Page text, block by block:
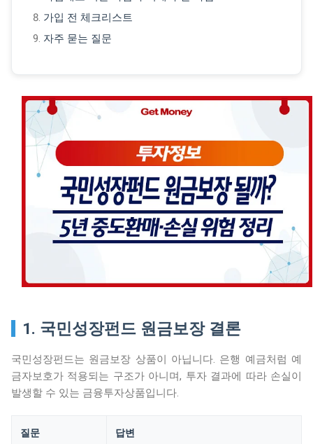
가입 전 체크리스트
자주 묻는 질문
1. 국민성장펀드 원금보장 결론
국민성장펀드는 원금보장 상품이 아닙니다. 은행 예금처럼 예
금자보호가 적용되는 구조가 아니며, 투자 결과에 따라 손실이
발생할 수 있는 금융투자상품입니다.
질문 답변